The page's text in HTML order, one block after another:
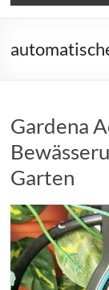
Gardena
Garten